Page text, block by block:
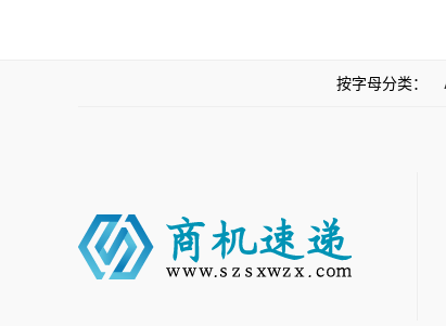
按字母分类：